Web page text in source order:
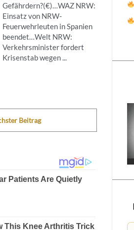
Gefährdern?(€)…WAZ NRW:
Einsatz von NRW-
Feuerwehrleuten in Spanien
beendet…Welt NRW:
Verkehrsminister fordert
Krisenstab wegen ...
Beitrag